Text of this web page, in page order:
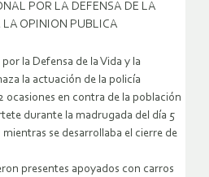
POR LA DEFENSA DE LA
LA OPINION PUBLICA
la Defensa de la Vida y la
la actuación de la policía
ocasiones en contra de la población
durante la madrugada del día 5
se desarrollaba el cierre de
presentes apoyados con carros